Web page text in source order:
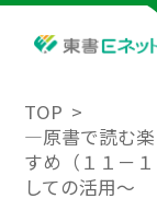
TOP
―原書で読む
すめ（１１－
しての活用～